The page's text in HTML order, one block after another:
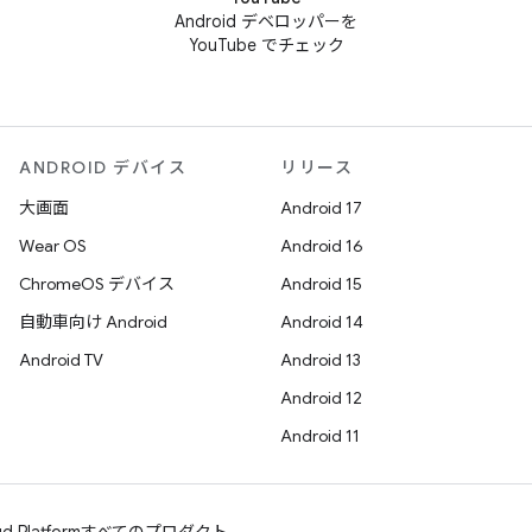
Android デベロッパーを
YouTube でチェック
ANDROID デバイス
大画面
Wear OS
ChromeOS デバイス
自動車向け Android
Android TV
リリース
Android 17
Android 16
Android 15
Android 14
Android 13
Android 12
Android 11